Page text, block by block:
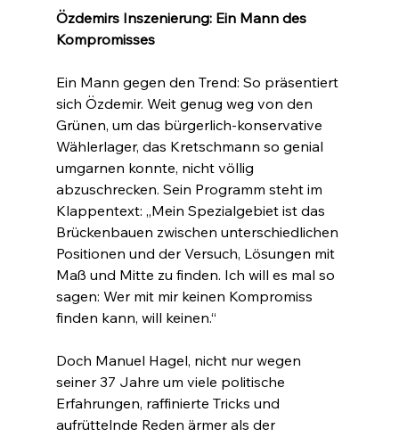
Özdemirs Inszenierung: Ein Mann des
Kompromisses
Ein Mann gegen den Trend: So präsentiert
sich Özdemir. Weit genug weg von den
Grünen, um das bürgerlich-konservative
Wählerlager, das Kretschmann so genial
umgarnen konnte, nicht völlig
abzuschrecken. Sein Programm steht im
Klappentext: „Mein Spezialgebiet ist das
Brückenbauen zwischen unterschiedlichen
Positionen und der Versuch, Lösungen mit
Maß und Mitte zu finden. Ich will es mal so
sagen: Wer mit mir keinen Kompromiss
finden kann, will keinen.“
Doch Manuel Hagel, nicht nur wegen
seiner 37 Jahre um viele politische
Erfahrungen, raffinierte Tricks und
aufrüttelnde Reden ärmer als der